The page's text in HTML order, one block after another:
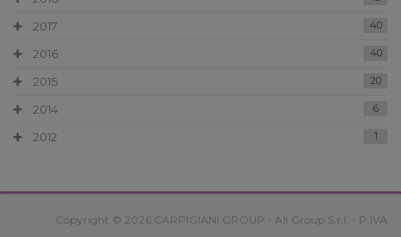
2017 40
2016 40
2015 20
2014 6
2012 1
Copyright © 2026 CARPIGIANI GROUP - Ali Group S.r.l. - P.IVA